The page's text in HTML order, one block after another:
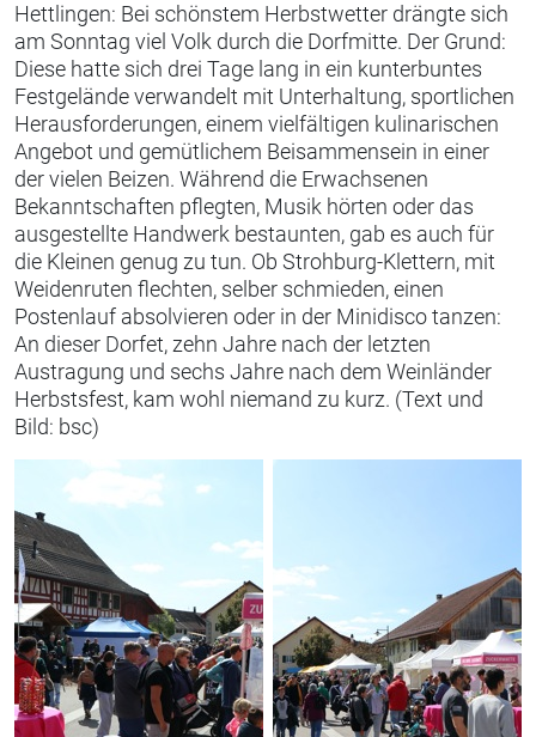
Hettlingen: Bei schönstem Herbstwetter drängte sich
am Sonntag viel Volk durch die Dorfmitte. Der Grund:
Diese hatte sich drei Tage lang in ein kunterbuntes
Festgelände verwandelt mit Unterhaltung, sportlichen
Herausforderungen, einem vielfältigen kulinarischen
Angebot und gemütlichem Beisammensein in einer
der vielen Beizen. Während die Erwachsenen
Bekanntschaften pflegten, Musik hörten oder das
ausgestellte Handwerk bestaunten, gab es auch für
die Kleinen genug zu tun. Ob Strohburg-Klettern, mit
Weidenruten flechten, selber schmieden, einen
Postenlauf absolvieren oder in der Minidisco tanzen:
An dieser Dorfet, zehn Jahre nach der letzten
Austragung und sechs Jahre nach dem Weinländer
Herbstsfest, kam wohl niemand zu kurz. (Text und
Bild: bsc)